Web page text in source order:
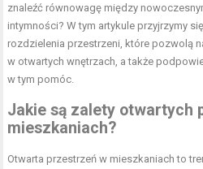
znaleźć równowagę między
intymności? W tym artykule przyjrzymy
rozdzielenia przestrzeni, które pozwolą
w otwartych wnętrzach, a także
w tym pomóc.
Jakie są zalety otwartych
mieszkaniach?
Otwarta przestrzeń w mieszkaniach to